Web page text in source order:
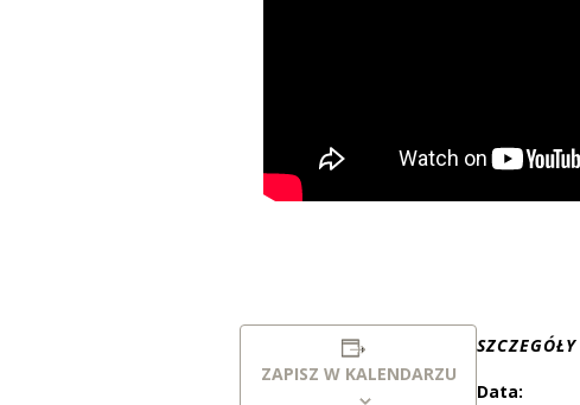
ZAPISZ W KALENDARZU
SZCZEGÓŁY
Data: